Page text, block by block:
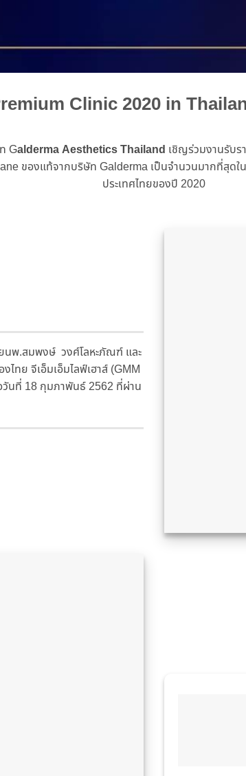
Clinic 2020 in
Galderma Aesthetics Thailand เชิญร่วมงานรับร
ของแท้จากบริษัท Galderma เป็นจำนวนมากที่สุดใ
ประเทศไทยของปี 2020
นพ.สมพงษ์ วงศ์โลหะภัณฑ์ และ
ทย จีเอ็มเอ็มไลฟ์เฮาส์ (GMM
วันที่ 18 กุมภาพันธ์ 2562 ที่ผ่าน